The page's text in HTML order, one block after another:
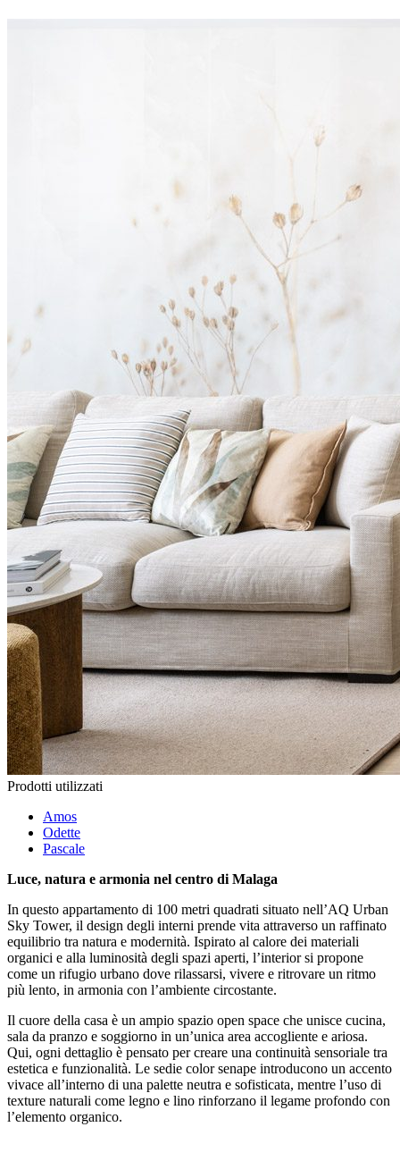
Prodotti utilizzati
Amos
Odette
Pascale
Luce, natura e armonia nel centro di Malaga
In questo appartamento di 100 metri quadrati situato nell’AQ Urban
Sky Tower, il design degli interni prende vita attraverso un raffinato
equilibrio tra natura e modernità. Ispirato al calore dei materiali
organici e alla luminosità degli spazi aperti, l’interior si propone
come un rifugio urbano dove rilassarsi, vivere e ritrovare un ritmo
più lento, in armonia con l’ambiente circostante.
Il cuore della casa è un ampio spazio open space che unisce cucina,
sala da pranzo e soggiorno in un’unica area accogliente e ariosa.
Qui, ogni dettaglio è pensato per creare una continuità sensoriale tra
estetica e funzionalità. Le sedie color senape introducono un accento
vivace all’interno di una palette neutra e sofisticata, mentre l’uso di
texture naturali come legno e lino rinforzano il legame profondo con
l’elemento organico.